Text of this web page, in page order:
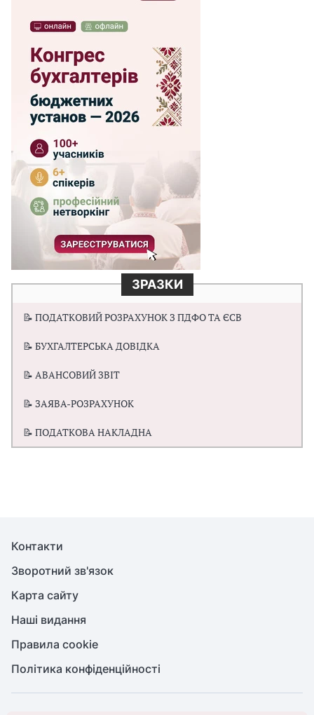
ЗРАЗКИ
📝 ПОДАТКОВИЙ РОЗРАХУНОК З ПДФО ТА ЄСВ
📝 БУХГАЛТЕРСЬКА ДОВІДКА
📝 АВАНСОВИЙ ЗВІТ
📝 ЗАЯВА-РОЗРАХУНОК
📝 ПОДАТКОВА НАКЛАДНА
Контакти
Зворотний зв'язок
Карта сайту
Наші видання
Правила cookie
Політика конфіденційності